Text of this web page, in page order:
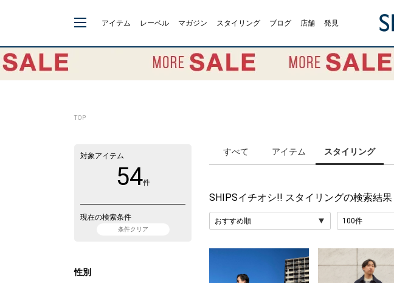
アイテム レーベル マガジン スタイリング ブログ 店舗 発見
TOP
すべて アイテム スタイリング
SHIPSイチオシ!! スタイリングの検索結果
対象アイテム
54件
現在の検索条件
条件クリア
性別